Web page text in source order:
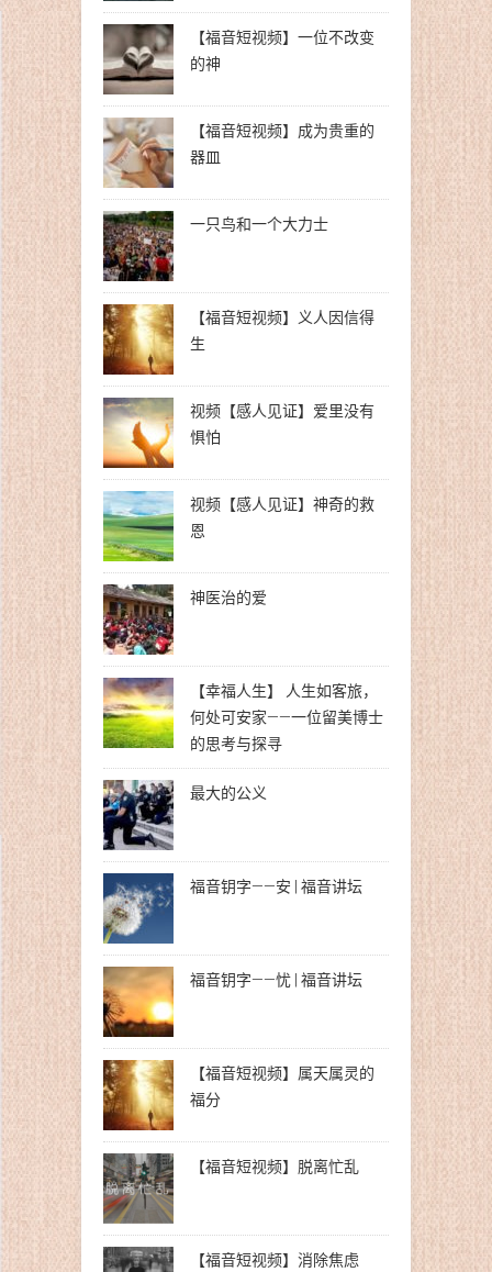
【福音短视频】一位不改变
的神
【福音短视频】成为贵重的
器皿
一只鸟和一个大力士
【福音短视频】义人因信得
生
视频【感人见证】爱里没有
惧怕
视频【感人见证】神奇的救
恩
神医治的爱
【幸福人生】 人生如客旅，
何处可安家——一位留美博士
的思考与探寻
最大的公义
福音钥字——安 | 福音讲坛
福音钥字——忧 | 福音讲坛
【福音短视频】属天属灵的
福分
【福音短视频】脱离忙乱
【福音短视频】消除焦虑